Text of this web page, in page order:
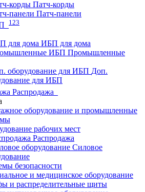
Патч-корды
Патч-панели
123
ИБП для дома
Промышленные
Доп.
для ИБП
Распродажа
оборудование и промышленные
рабочих мест
Распродажа
Силовое
безопасности
и медицинское оборудование
и распределительные щиты